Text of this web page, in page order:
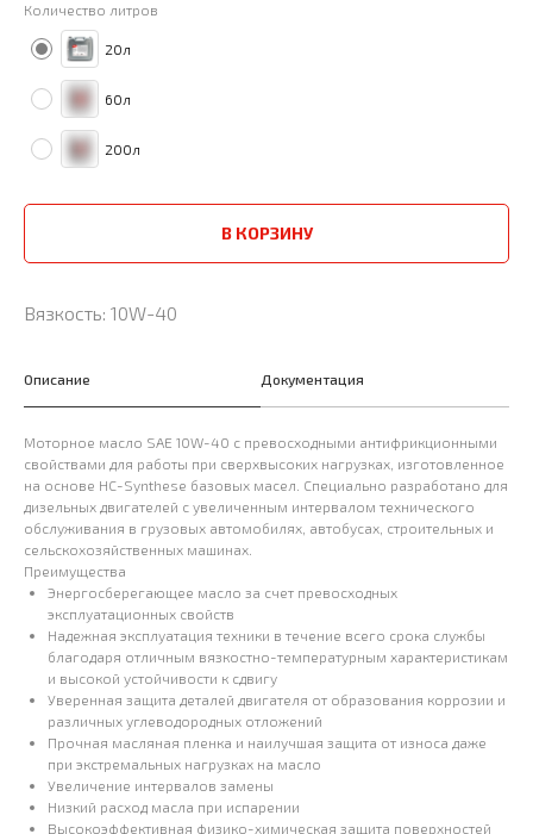
Количество литров
20л
60л
200л
В КОРЗИНУ
Вязкость: 10W-40
Описание Документация
Моторное масло SAE 10W-40 с превосходными антифрикционными
свойствами для работы при сверхвысоких нагрузках, изготовленное
на основе HC-Synthese базовых масел. Специально разработано для
дизельных двигателей с увеличенным интервалом технического
обслуживания в грузовых автомобилях, автобусах, строительных и
сельскохозяйственных машинах.
Преимущества
Энергосберегающее масло за счет превосходных
эксплуатационных свойств
Надежная эксплуатация техники в течение всего срока службы
благодаря отличным вязкостно-температурным характеристикам
и высокой устойчивости к сдвигу
Уверенная защита деталей двигателя от образования коррозии и
различных углеводородных отложений
Прочная масляная пленка и наилучшая защита от износа даже
при экстремальных нагрузках на масло
Увеличение интервалов замены
Низкий расход масла при испарении
Высокоэффективная физико-химическая защита поверхностей